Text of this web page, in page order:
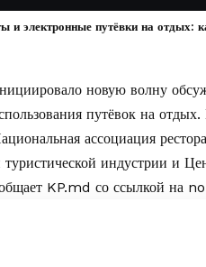
электронные путёвки на отдых:
новую волну
путёвок на
ассоциация
туристической индустрии и
KP.md со ссылкой на